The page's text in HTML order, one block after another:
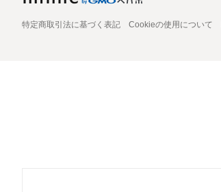
特定商取引法に基づく表記 Cookieの使用について